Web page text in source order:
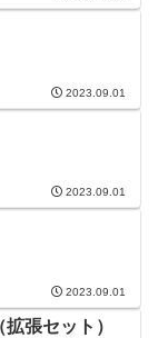
2023.09.01
2023.09.01
2023.09.01
張セット）